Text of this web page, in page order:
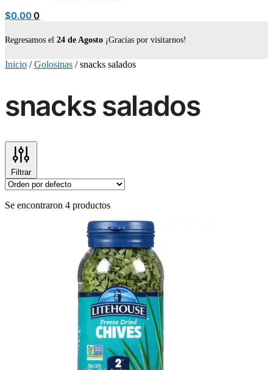
$0.00 0
Regresamos el 24 de Agosto ¡Gracias por visitarnos!
Inicio /Golosinas /snacks salados
snacks salados
Filtrar
Se encontraron 4 productos